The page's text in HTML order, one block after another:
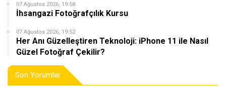
07 Ağustos 2026, 19:58
İhsangazi Fotoğrafçılık Kursu
07 Ağustos 2026, 19:52
Her Anı Güzelleştiren Teknoloji: iPhone 11 ile Nasıl
Güzel Fotoğraf Çekilir?
Son Yorumlar